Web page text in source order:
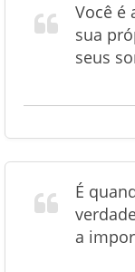
Você é
sua
seus
É
a